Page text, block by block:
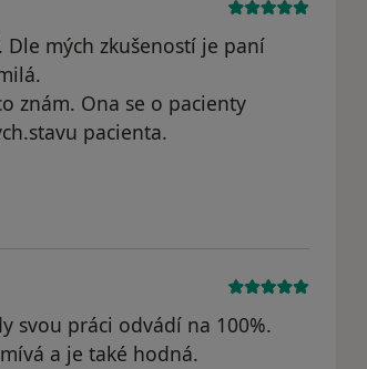
mých zkušeností je paní
znám. Ona se o pacienty
pacienta.
svou práci odvádí na 100%.
a je také hodná.